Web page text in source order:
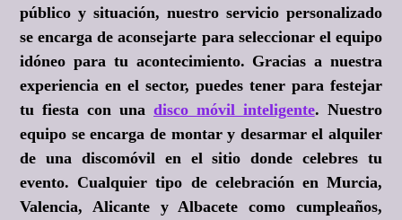
público y situación, nuestro servicio personalizado
se encarga de aconsejarte para seleccionar el equipo
idóneo para tu acontecimiento. Gracias a nuestra
experiencia en el sector, puedes tener para festejar
tu fiesta con una disco móvil inteligente. Nuestro
equipo se encarga de montar y desarmar el alquiler
de una discomóvil en el sitio donde celebres tu
evento. Cualquier tipo de celebración en Murcia,
Valencia, Alicante y Albacete como cumpleaños,